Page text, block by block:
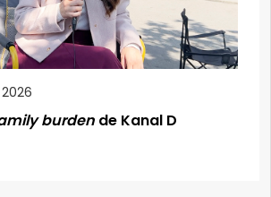
burden de Kanal D